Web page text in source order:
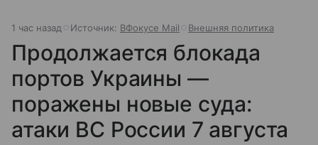
1 час назад Источник: ВФокусе Mail Внешняя политика
Продолжается блокада
портов Украины —
поражены новые суда:
атаки ВС России 7 августа